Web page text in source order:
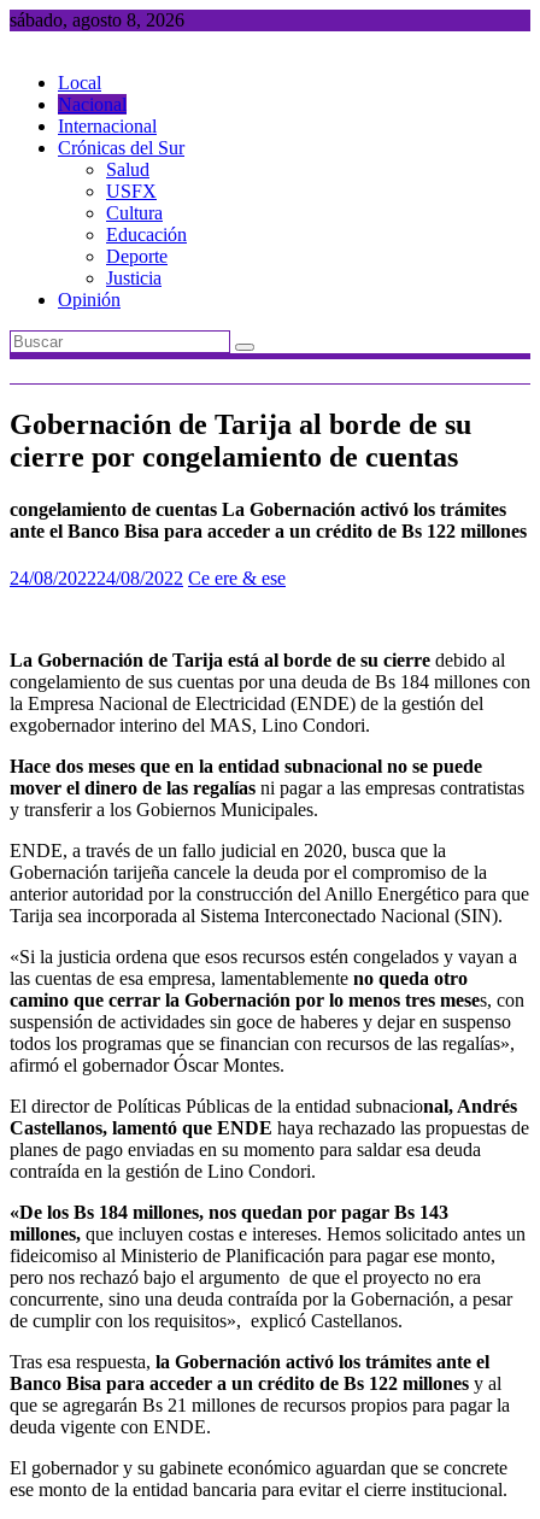
Saltar
sábado, agosto 8, 2026
Local
Nacional
Internacional
Crónicas del Sur
Salud
USFX
Cultura
Educación
Deporte
Justicia
Opinión
Gobernación de Tarija al borde de su
cierre por congelamiento de cuentas
congelamiento de cuentas La Gobernación activó los trámites
ante el Banco Bisa para acceder a un crédito de Bs 122 millones
24/08/202224/08/2022 Ce ere & ese
La Gobernación de Tarija está al borde de su cierre debido al
congelamiento de sus cuentas por una deuda de Bs 184 millones con
la Empresa Nacional de Electricidad (ENDE) de la gestión del
exgobernador interino del MAS, Lino Condori.
Hace dos meses que en la entidad subnacional no se puede
mover el dinero de las regalías ni pagar a las empresas contratistas
y transferir a los Gobiernos Municipales.
ENDE, a través de un fallo judicial en 2020, busca que la
Gobernación tarijeña cancele la deuda por el compromiso de la
anterior autoridad por la construcción del Anillo Energético para que
Tarija sea incorporada al Sistema Interconectado Nacional (SIN).
«Si la justicia ordena que esos recursos estén congelados y vayan a
las cuentas de esa empresa, lamentablemente no queda otro
camino que cerrar la Gobernación por lo menos tres meses, con
suspensión de actividades sin goce de haberes y dejar en suspenso
todos los programas que se financian con recursos de las regalías»,
afirmó el gobernador Óscar Montes.
El director de Políticas Públicas de la entidad subnacional, Andrés
Castellanos, lamentó que ENDE haya rechazado las propuestas de
planes de pago enviadas en su momento para saldar esa deuda
contraída en la gestión de Lino Condori.
«De los Bs 184 millones, nos quedan por pagar Bs 143
millones, que incluyen costas e intereses. Hemos solicitado antes un
fideicomiso al Ministerio de Planificación para pagar ese monto,
pero nos rechazó bajo el argumento de que el proyecto no era
concurrente, sino una deuda contraída por la Gobernación, a pesar
de cumplir con los requisitos», explicó Castellanos.
Tras esa respuesta, la Gobernación activó los trámites ante el
Banco Bisa para acceder a un crédito de Bs 122 millones y al
que se agregarán Bs 21 millones de recursos propios para pagar la
deuda vigente con ENDE.
El gobernador y su gabinete económico aguardan que se concrete
ese monto de la entidad bancaria para evitar el cierre institucional.